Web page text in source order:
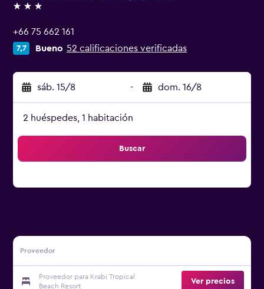
3 estrellas
+66 75 662 161
7,7 Bueno 52 calificaciones verificadas
sáb. 15/8 - dom. 16/8
2 huéspedes, 1 habitación
Buscar
Proveedor
Proveedor para Krabi Tropical
Beach Resort
Ver precios